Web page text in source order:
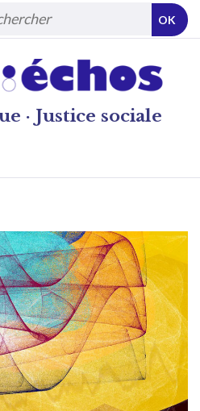
· Justice sociale
OK